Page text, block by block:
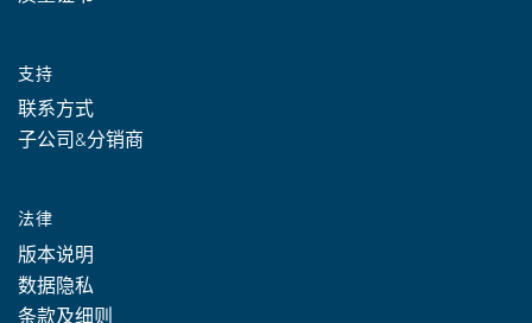
支持
联系方式
子公司&分销商
法律
版本说明
数据隐私
条款及细则